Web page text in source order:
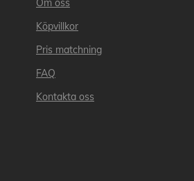
Om oss
Köpvillkor
Pris matchning
FAQ
Kontakta oss